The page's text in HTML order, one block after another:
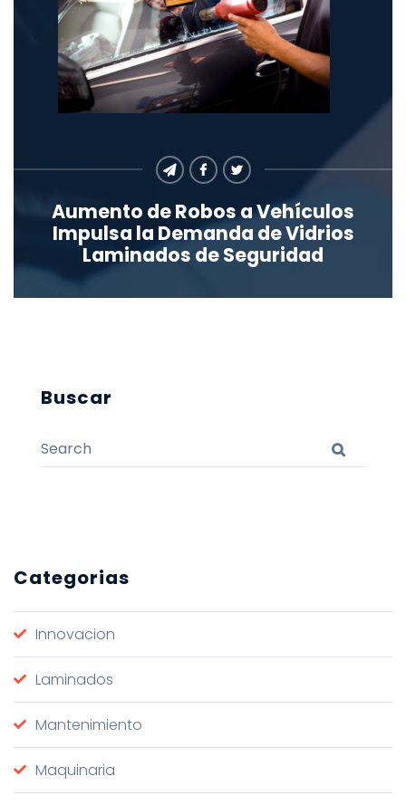
Aumento de Robos a Vehículos
Impulsa la Demanda de Vidrios
Laminados de Seguridad
Buscar
Search for: Search
Categorias
Innovacion
Laminados
Mantenimiento
Maquinaria